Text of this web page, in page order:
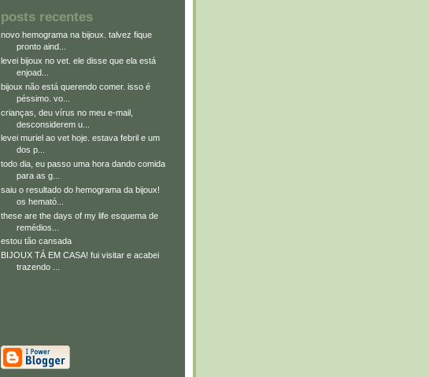
posts recentes
novo hemograma na bijoux. talvez fique
pronto aind...
levei bijoux no vet. ele disse que ela está
enjoad...
bijoux não está querendo comer. isso é
péssimo. vo...
crianças, deu vírus no meu e-mail,
desconsiderem u...
levei muriel ao vet hoje. estava febril e um
dos p...
todo dia, eu passo uma hora dando comida
para as g...
saiu o resultado do hemograma da bijoux!
os hemató...
these are the days of my life esquema de
remédios...
estou tão cansada
BIJOUX TÁ EM CASA! fui visitar e acabei
trazendo ...